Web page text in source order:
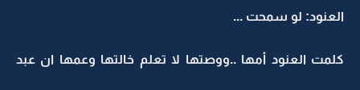
العنود: لو سمحت ...
كلمت العنود أمها ..ووصتها لا تعلم خالتها وعمها ان عبد